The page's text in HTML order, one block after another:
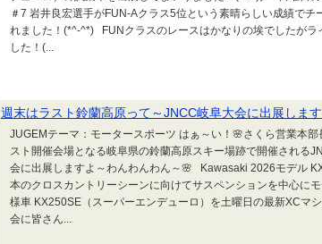
＃7 岩井良宏選手がFUN-Aクラス5位という素晴らしい成績でチ
れました！(*^-^*) FUNクラスのレースはかなりの埃でしたがラ
した！(...
週末はラスト鈴蘭高原って～JNCC岐阜大会に出展しま
JUGEMテーマ：モータースポーツ はぁ～い！🌸さくら営業本
スト開催会場となる岐阜県の鈴蘭高原スキー場跡で開催される
会に出展しますよ～わんわんわん～🌸 Kawasaki 2026モデル
本のクロスカントリーシーンに向けてサスペンションを中心に
様車 KX250SE（スーパーエンデューロ）を土曜日の最新XCマ
会に皆さん...